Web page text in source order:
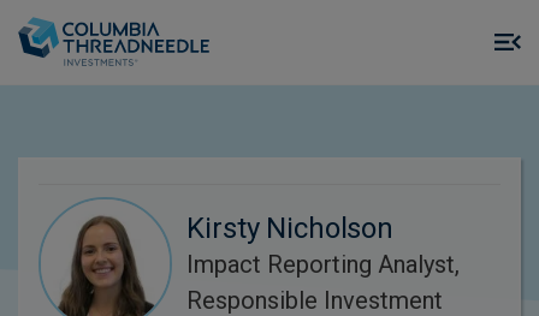
Kirsty Nicholson
Impact Reporting Analyst,
Responsible Investment